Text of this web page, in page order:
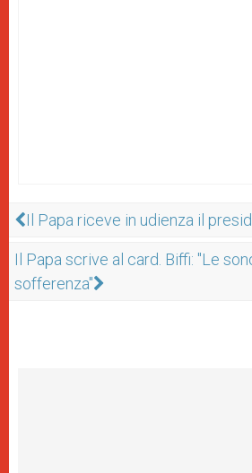
Il Papa riceve in udienza il
Il Papa scrive al card. Biffi: "Le
sofferenza"